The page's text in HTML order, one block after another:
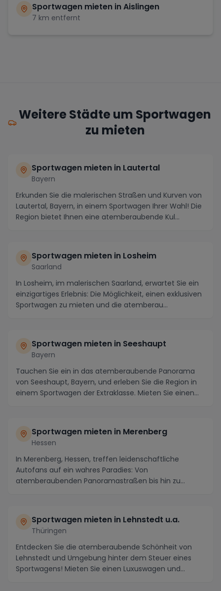
Sportwagen mieten inAislingen
7 km entfernt
Weitere Städte um Sportwagen
zu mieten
Sportwagen mieten in Lautertal
Bayern
Erkunden Sie die malerischen Straßen und Kurven von
Lautertal, Bayern, in einem Sportwagen Ihrer Wahl! Die
Region bietet Ihnen eine atemberaubende Kul...
Sportwagen mieten in Losheim
Saarland
In Losheim, im malerischen Saarland, erwartet Sie ein
einzigartiges Erlebnis: Die Möglichkeit, einen exklusiven
Sportwagen zu mieten und die atemberau...
Sportwagen mieten in Seeshaupt
Bayern
Tauchen Sie ein in das atemberaubende Panorama
von Seeshaupt, Bayern, und erleben Sie die Region in
einem Sportwagen der Extraklasse. Mieten Sie einen...
Sportwagen mieten in Merenberg
Hessen
In Merenberg, Hessen, treffen leidenschaftliche
Autofans auf ein wahres Paradies: Von
atemberaubenden Panoramastraßen bis hin zu
Sportwagen mieten in Lehnstedt u.a.
Thüringen
Entdecken Sie die atemberaubende Schönheit von
Lehnstedt und Umgebung hinter dem Steuer eines
Sportwagens! Mieten Sie einen Luxuswagen und